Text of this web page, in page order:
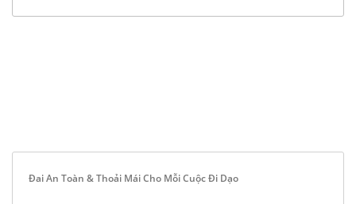
Đai An Toàn & Thoải Mái Cho Mỗi Cuộc Đi Dạo